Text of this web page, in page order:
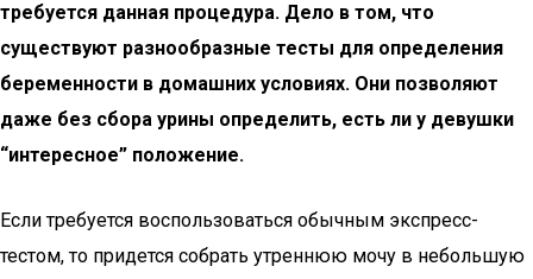
требуется данная процедура. Дело в том, что
существуют разнообразные тесты для определения
беременности в домашних условиях. Они позволяют
даже без сбора урины определить, есть ли у девушки
“интересное” положение.
Если требуется воспользоваться обычным экспресс-
тестом, то придется собрать утреннюю мочу в небольшую